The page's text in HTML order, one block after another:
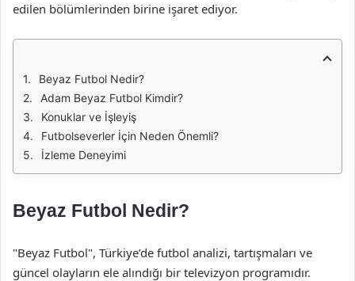
edilen bölümlerinden birine işaret ediyor.
Beyaz Futbol Nedir?
Adam Beyaz Futbol Kimdir?
Konuklar ve İşleyiş
Futbolseverler İçin Neden Önemli?
İzleme Deneyimi
Beyaz Futbol Nedir?
"Beyaz Futbol", Türkiye’de futbol analizi, tartışmaları ve
güncel olayların ele alındığı bir televizyon programıdır.